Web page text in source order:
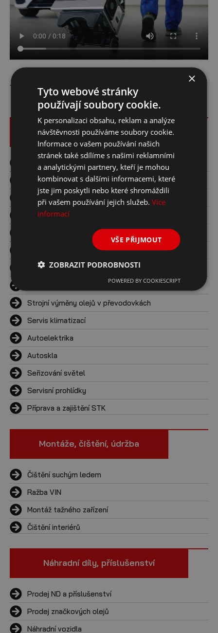
Servis a opravy
Opravy motorů
Čištění DPF
Diagnostika ŘJ
Pneuservis
Dekarbonizace motoru
Testování baterií
Strojní výměny olejů v převodovkách
Servis klimatizací
Autoelektrika
Autoskla
Seřizování světel
Servisní prohlídky
Příprava a zajištění STK
Montáže, čištění, údržba
Čištění suchým ledem
Ražba VIN
Montáž tažného zařízení
Čištění interiérů
Náhradní díly, příslušenství
Prodej ND a příslušenství
Prodej značkových olejů
Náhradní vozidla
CENÍK SLUŽEB ×
Tyto webové stránky
používají soubory cookie.
K personalizaci obsahu, reklam a analýze
návštěvnosti používáme soubory cookie.
Informace o vašem používání našich
stránek také sdílíme s našimi reklamními
a analytickými partnery, kteří je mohou
kombinovat s dalšími informacemi, které
jste jim poskytli nebo které shromáždili
při vašem používání jejich služeb.Více
informací
VŠE PŘIJMOUT
ZOBRAZIT PODROBNOSTI
POWERED BY COOKIESCRIPT